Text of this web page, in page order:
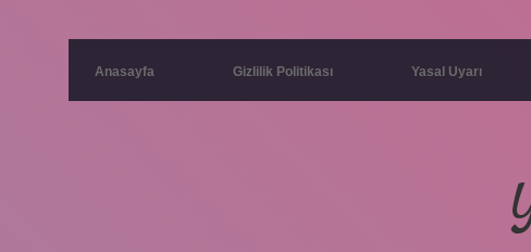
Anasayfa Gizlilik Politikası Yasal Uyarı